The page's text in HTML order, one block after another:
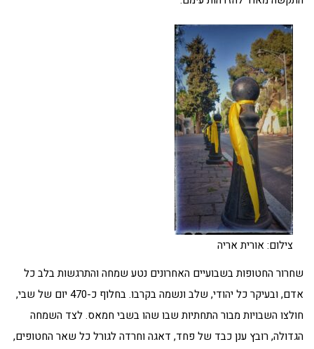
צילום: אורית אריה
שחרור החטופות בשבועיים האחרונים נטע שמחה והתרגשות בלב כל
אדם, ובעיקר כל יהודי, שלב ונשמה בקרבו. בחלוף כ-470 יום של שבי,
חולצו השבויות מבור התחתיות שבו שהו בשבי חמאס. לצד השמחה
הגדולה, רובץ ענן כבד של פחד, דאגה וחרדה לגורל כל שאר החטופים,